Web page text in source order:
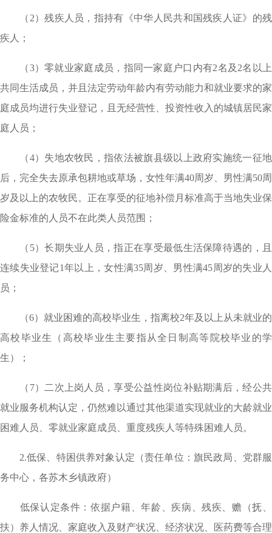
（2）残疾人员，指持有《中华人民共和国残疾人证》的残
疾人；
（3）零就业家庭成员，指同一家庭户口内有2名及2名以上
共同生活成员，并且法定劳动年龄内有劳动能力和就业要求的家
庭成员均进行失业登记，且无经营性、投资性收入的城镇居民家
庭人员；
（4）失地农牧民，指依法被旗县级以上政府实施统一征地
后，完全失去原承包耕地或草场，女性年满40周岁、男性满50周
岁及以上的农牧民。正在享受的征地补偿月标准高于当地失业保
险金标准的人员不在此类人员范围；
（5）长期失业人员，指正在享受最低生活保障待遇的，且
连续失业登记1年以上，女性满35周岁、男性满45周岁的失业人
员；
（6）就业困难的高校毕业生，指离校2年及以上从未就业的
高校毕业生（高校毕业生主要指从全日制高等院校毕业的学
生）；
（7）二次上岗人员，享受公益性岗位补贴期满后，经公共
就业服务机构认定，仍然难以通过其他渠道实现就业的大龄就业
困难人员、零就业家庭成员、重度残疾人等特殊困难人员。
2.低保、特困供养对象认定（责任单位：旗民政局、党群服
务中心，各苏木乡镇政府）
低保认定条件：依据户籍、年龄、疾病、残疾、赡（抚、
扶）养人情况、家庭收入及财产状况、经济状况、医药费等合理